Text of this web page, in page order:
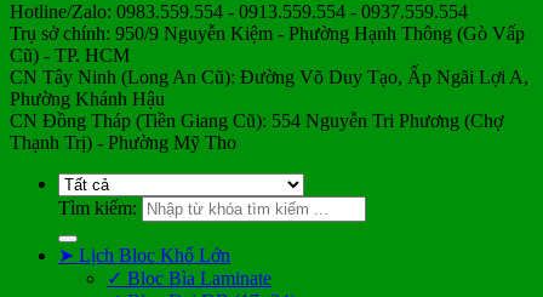
Hotline/Zalo: 0983.559.554 - 0913.559.554 - 0937.559.554
Trụ sở chính: 950/9 Nguyễn Kiệm - Phường Hạnh Thông (Gò Vấp
Cũ) - TP. HCM
CN Tây Ninh (Long An Cũ): Đường Võ Duy Tạo, Ấp Ngãi Lợi A,
Phường Khánh Hậu
CN Đồng Tháp (Tiền Giang Cũ): 554 Nguyễn Tri Phương (Chợ
Thạnh Trị) - Phường Mỹ Tho
Tìm kiếm:
➤ Lịch Bloc Khổ Lớn
✓ Bloc Bìa Laminate